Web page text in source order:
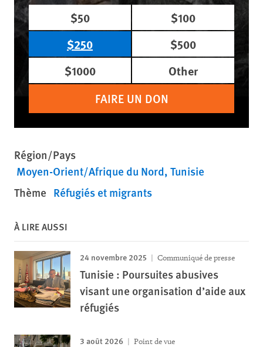
$50
$100
$250
$500
$1000
Other
FAIRE UN DON
Région/Pays
Moyen-Orient/Afrique du Nord Tunisie
Thème Réfugiés et migrants
À LIRE AUSSI
24 novembre 2025 Communiqué de presse
Tunisie : Poursuites abusives
visant une organisation d’aide aux
réfugiés
3 août 2026 Point de vue